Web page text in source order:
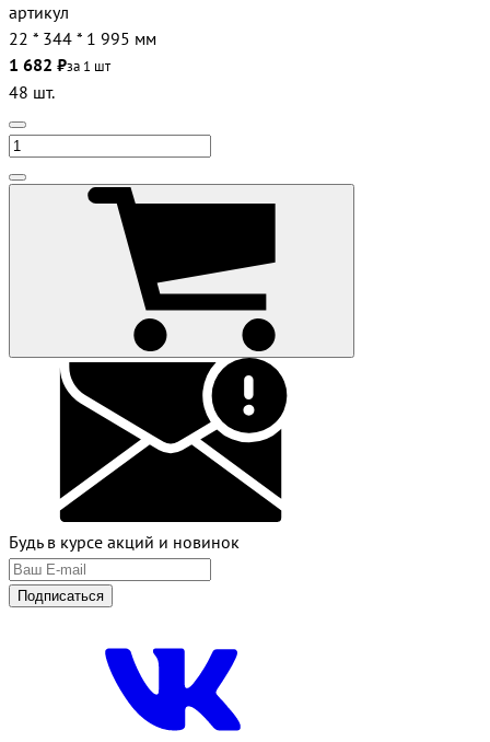
артикул
22 * 344 * 1 995 мм
1 682 ₽за 1 шт
48 шт.
Будь в курсе акций и новинок
Подписаться